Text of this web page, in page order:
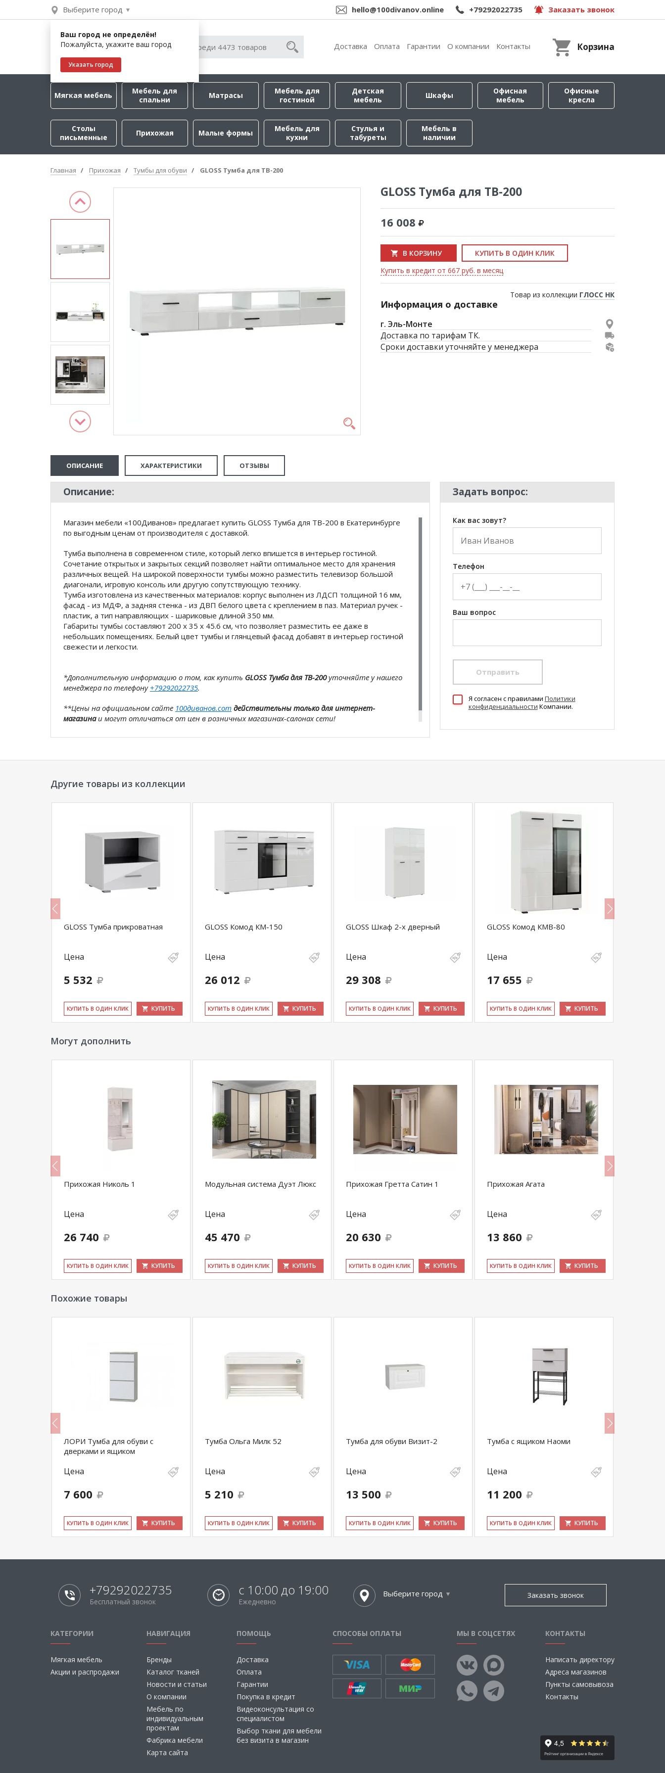
Выберите город
Ваш город не определён!
Пожалуйста, укажите ваш город
Указать город
hello@100divanov.online +79292022735 Заказать звонок
Доставка Оплата Гарантии О компании Контакты Корзина
Мягкая мебель
Мебель для
спальни
Матрасы
Мебель для
гостиной
Детская
мебель
Шкафы
Офисная
мебель
Офисные
кресла
Столы
письменные
Прихожая Малые формы
Мебель для
кухни
Стулья и
табуреты
Мебель в
наличии
Главная Прихожая Тумбы для обуви GLOSS Тумба для ТВ-200
GLOSS Тумба для ТВ-200
16 008
В КОРЗИНУ
КУПИТЬ В ОДИН КЛИК
Купить в кредит от 667 руб. в месяц
Товар из коллекции ГЛОСС НК
Информация о доставке
г. Эль-Монте
Доставка по тарифам ТК.
Сроки доставки уточняйте у менеджера
ОПИСАНИЕ ХАРАКТЕРИСТИКИ ОТЗЫВЫ
Описание:
Магазин мебели «100Диванов» предлагает купить GLOSS Тумба для ТВ-200 в Екатеринбурге
по выгодным ценам от производителя с доставкой.
Тумба выполнена в современном стиле, который легко впишется в интерьер гостиной.
Сочетание открытых и закрытых секций позволяет найти оптимальное место для хранения
различных вещей. На широкой поверхности тумбы можно разместить телевизор большой
диагонали, игровую консоль или другую сопутствующую технику.
Тумба изготовлена из качественных материалов: корпус выполнен из ЛДСП толщиной 16 мм,
фасад - из МДФ, а задняя стенка - из ДВП белого цвета с креплением в паз. Материал ручек -
пластик, а тип направляющих - шариковые длиной 350 мм.
Габариты тумбы составляют 200 х 35 х 45.6 см, что позволяет разместить ее даже в
небольших помещениях. Белый цвет тумбы и глянцевый фасад добавят в интерьер гостиной
свежести и легкости.
*Дополнительную информацию о том, как купить GLOSS Тумба для ТВ-200уточняйте у нашего
менеджера по телефону +79292022735.
**Цены на официальном сайте 100диванов.com действительны только для интернет-
магазинаи могут отличаться от цен в розничных магазинах-салонах сети!
Задать вопрос:
Как вас зовут?
Телефон
Ваш вопрос
Отправить
Я согласен c правилами Политики
конфиденциальности Компании.
Другие товары из коллекции
GLOSS Тумба прикроватная
Цена
5 532
КУ­ПИТЬ В ОДИН КЛИК КУПИТЬ
GLOSS Комод КМ-150
Цена
26 012
КУ­ПИТЬ В ОДИН КЛИК КУПИТЬ
GLOSS Шкаф 2-х дверный
Цена
29 308
КУ­ПИТЬ В ОДИН КЛИК КУПИТЬ
GLOSS Комод КМВ-80
Цена
17 655
КУ­ПИТЬ В ОДИН КЛИК КУПИТЬ
Могут дополнить
Прихожая Николь 1
Цена
26 740
КУ­ПИТЬ В ОДИН КЛИК КУПИТЬ
Модульная система Дуэт Люкс
Цена
45 470
КУ­ПИТЬ В ОДИН КЛИК КУПИТЬ
Прихожая Гретта Сатин 1
Цена
20 630
КУ­ПИТЬ В ОДИН КЛИК КУПИТЬ
Прихожая Агата
Цена
13 860
КУ­ПИТЬ В ОДИН КЛИК КУПИТЬ
Похожие товары
ЛОРИ Тумба для обуви с
дверками и ящиком
Цена
7 600
КУ­ПИТЬ В ОДИН КЛИК КУПИТЬ
Тумба Ольга Милк 52
Цена
5 210
КУ­ПИТЬ В ОДИН КЛИК КУПИТЬ
Тумба для обуви Визит-2
Цена
13 500
КУ­ПИТЬ В ОДИН КЛИК КУПИТЬ
Тумба с ящиком Наоми
Цена
11 200
КУ­ПИТЬ В ОДИН КЛИК КУПИТЬ
+79292022735
Бесплатный звонок
с 10:00 до 19:00
Ежедневно
Выберите город Заказать звонок
КАТЕГОРИИ
Мягкая мебель
Акции и распродажи
НАВИГАЦИЯ
Бренды
Каталог тканей
Новости и статьи
О компании
Мебель по
индивидуальным
проектам
Фабрика мебели
Карта сайта
ПОМОЩЬ
Доставка
Оплата
Гарантии
Покупка в кредит
Видеоконсультация со
специалистом
Выбор ткани для мебели
без визита в магазин
СПОСОБЫ ОПЛАТЫ МЫ В СОЦСЕТЯХ КОНТАКТЫ
Написать директору
Адреса магазинов
Пункты самовывоза
Контакты